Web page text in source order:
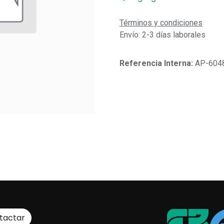
Términos y condiciones
Envío: 2-3 días laborales
Referencia Interna: AP-